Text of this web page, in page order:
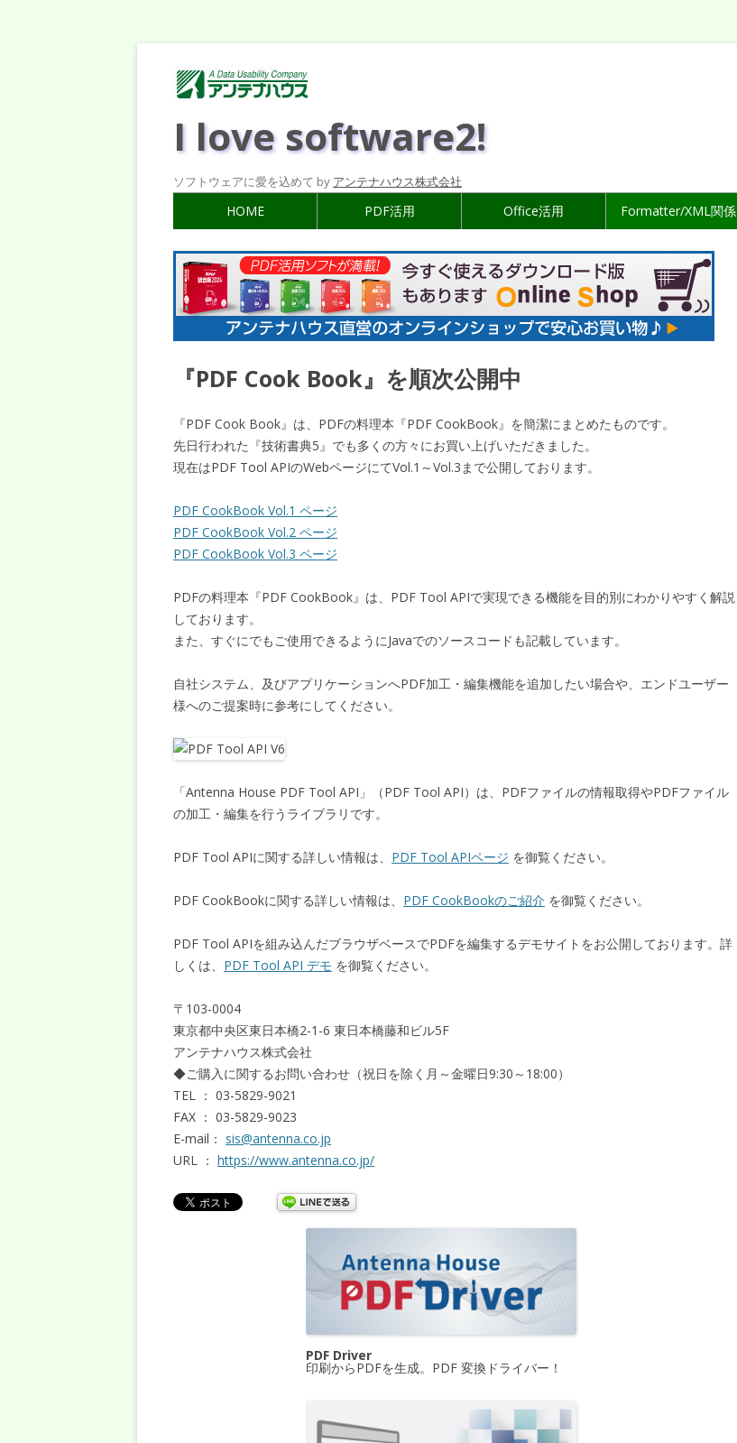
I love software2!
ソフトウェアに愛を込めて by アンテナハウス株式会社
HOME PDF活用 Office活用 Formatter/XML関係
『PDF Cook Book』を順次公開中
『PDF Cook Book』は、PDFの料理本『PDF CookBook』を簡潔にまとめたものです。
先日行われた『技術書典5』でも多くの方々にお買い上げいただきました。
現在はPDF Tool APIのWebページにてVol.1～Vol.3まで公開しております。
PDF CookBook Vol.1 ページ
PDF CookBook Vol.2 ページ
PDF CookBook Vol.3 ページ
PDFの料理本『PDF CookBook』は、PDF Tool APIで実現できる機能を目的別にわかりやすく解説
しております。
また、すぐにでもご使用できるようにJavaでのソースコードも記載しています。
自社システム、及びアプリケーションへPDF加工・編集機能を追加したい場合や、エンドユーザー
様へのご提案時に参考にしてください。
「Antenna House PDF Tool API」（PDF Tool API）は、PDFファイルの情報取得やPDFファイル
の加工・編集を行うライブラリです。
PDF Tool APIに関する詳しい情報は、 PDF Tool APIページ を御覧ください。
PDF CookBookに関する詳しい情報は、 PDF CookBookのご紹介 を御覧ください。
PDF Tool APIを組み込んだブラウザベースでPDFを編集するデモサイトをお公開しております。詳
しくは、 PDF Tool API デモ を御覧ください。
〒103-0004
東京都中央区東日本橋2-1-6 東日本橋藤和ビル5F
アンテナハウス株式会社
◆ご購入に関するお問い合わせ（祝日を除く月～金曜日9:30～18:00）
TEL ： 03-5829-9021
FAX ： 03-5829-9023
E-mail： sis@antenna.co.jp
URL ： https://www.antenna.co.jp/
PDF Driver
印刷からPDFを生成。PDF 変換ドライバー！